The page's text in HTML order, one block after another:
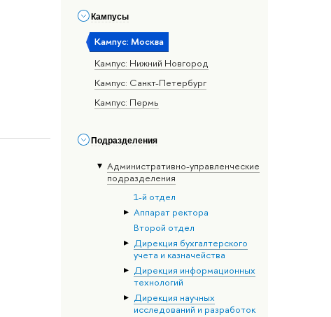
Кампусы
Кампус: Москва
Кампус: Нижний Новгород
Кампус: Санкт-Петербург
Кампус: Пермь
Подразделения
Административно-управленческие
подразделения
1-й отдел
Аппарат ректора
Второй отдел
Дирекция бухгалтерского
учета и казначейства
Дирекция информационных
технологий
Дирекция научных
исследований и разработок